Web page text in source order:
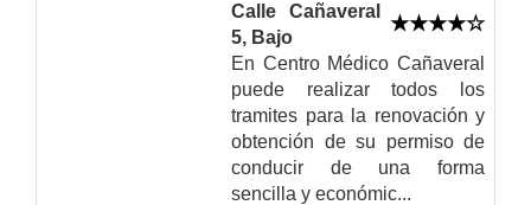
Calle Cañaveral
5, Bajo
En Centro Médico Cañaveral
puede realizar todos los
tramites para la renovación y
obtención de su permiso de
conducir de una forma
sencilla y económic...